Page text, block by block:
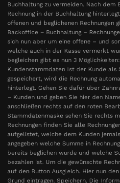
Buchhaltung zu vermeiden. Nach dem
Rechnung in der Buchhaltung
offenen und beglichenen Rechnungen
Backoffice – Buchhaltung –
sich nun aber um eine offene – und
welche auch in der Kasse vermerkt
begleichen gibt es nun 3
Kundenstammdaten Ist der Kunde als
gespeichert, wird die Rechnung
hinterlegt. Gehen Sie dafür über
– Kunden und geben Sie hier den
anschließen rechts auf den roten
Stammdatenmaske sehen Sie rechts
Rechnungen finden Sie alle
aufgelistet, welche dem Kunden
angegeben welche Summe in
bereits beglichen wurde und welche
bezahlen ist. Um die gewünschte
auf den Button Ausgleich. Hier nun
Grund eintragen. Speichern. Die